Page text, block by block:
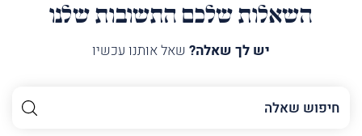
השאלות שלכם התשובות שלנו
יש לך שאלה? שאל אותנו עכשיו
השם